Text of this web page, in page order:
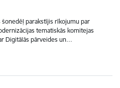
parakstījis rīkojumu par
tematiskās komitejas
Digitālās pārveides un…